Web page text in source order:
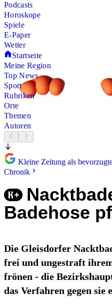
Podcasts
Horoskope
Spiele
E-Paper
Wetter
Startseite
Meine Region
Top News
Sport
Rubriken
Orte
Themen
Autoren
Kleine Zeitung als
Chronik
Badehose
Die Gleisdorfer
frei und ungestraft
frönen - die
das Verfahren gegen sie